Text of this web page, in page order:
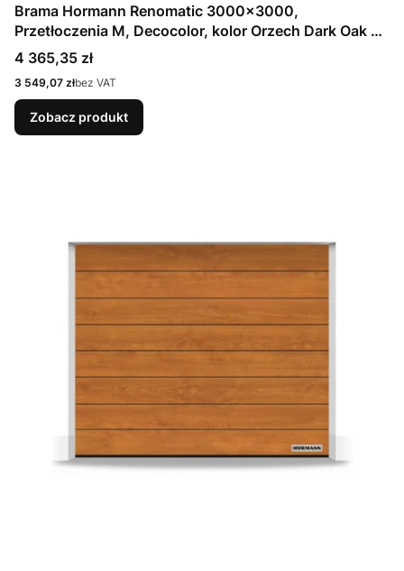
Brama Hormann Renomatic 3000x3000,
Przetłoczenia M, Decocolor, kolor Orzech Dark Oak +
Prowadzenie N
Cena
4 365,35 zł
Cena
3 549,07 złbez VAT
Zobacz produkt